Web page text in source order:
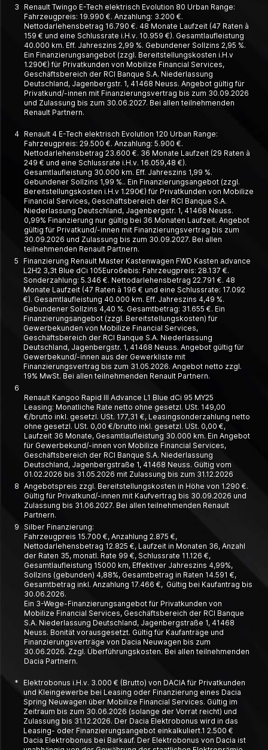
3
Renault Twingo E-Tech elektrisch Evolution 80 Urban Range:
Fahrzeugpreis: 19.990 €. Anzahlung: 3.200 €.
Nettodarlehensbetrag 16.790 €. 48 Monate Laufzeit (47 Raten à
159 € und eine Schlussrate i.H.v. 10.959 €). Gesamtlaufleistung
40.000 km. Eff. Jahreszins 2,99 %. Gebundener Sollzins 2,95 %.
Ein Finanzierungsangebot (zzgl. Bereitstellungskosten i.H.v
1.290€) für Privatkunden von Mobilize Financial Services,
Geschäftsbereich der RCI Banque S.A. Niederlassung
Deutschland, Jagenbergstr. 1, 41468 Neuss. Angebot gültig für
Privatkund/-innen mit Finanzierungsvertrag bis zum 30.09.2026
und Zulassung bis zum 30.06.2027. Bei allen teilnehmenden
Renault Partnern.
4 Renault 4 E-Tech elektrisch Evolution 120 Urban Range:
Fahrzeugpreis: 29.500 €. Anzahlung: 5.900 €.
Nettodarlehensbetrag 23.600 €. 36 Monate Laufzeit (29 Raten à
249 € und eine Schlussrate i.H.v. 16.059,48 €).
Gesamtlaufleistung 30.000 km. Eff. Jahreszins 1,99 %.
Gebundener Sollzins 1,99 %.. Ein Finanzierungsangebot (zzgl.
Bereitstellungskosten i.H.v 1.290€) für Privatkunden von Mobilize
Financial Services, Geschäftsbereich der RCI Banque S.A.
Niederlassung Deutschland, Jagenbergstr. 1, 41468 Neuss.
0,99% Finanzierung nur gültig bei 36 Monaten Laufzeit. Angebot
gültig für Privatkund/-innen mit Finanzierungsvertrag bis zum
30.09.2026 und Zulassung bis zum 30.09.2027. Bei allen
teilnehmenden Renault Partnern.
5
Finanzierung Renault Master Kastenwagen FWD Kasten advance
L2H2 3,3t Blue dCi 105Euro6ebis: Fahrzeugpreis: 28.137 €.
Sonderzahlung: 5.346 €. Nettodarlehensbetrag 22.791 €. 48
Monate Laufzeit (47 Raten à 196 € und eine Schlussrate: 17.092
€). Gesamtlaufleistung 40.000 km. Eff. Jahreszins 4,49 %.
Gebundener Sollzins 4,40 %. Gesamtbetrag: 31.655 €. Ein
Finanzierungsangebot (zzgl. Bereitstellungskosten) für
Gewerbekunden von Mobilize Financial Services,
Geschäftsbereich der RCI Banque S.A. Niederlassung
Deutschland, Jagenbergstr. 1, 41468 Neuss. Angebot gültig für
Gewerbekund/-innen aus der Gewerkliste mit
Finanzierungsvertrag bis zum 31.05.2026. Angebot netto zzgl.
19% MwSt. Bei allen teilnehmenden Renault Partnern.
6
Renault Kangoo Rapid III Advance L1 Blue dCi 95 MY25
Leasing: Monatliche Rate netto ohne gesetzl. USt. 149,00
€/brutto inkl. gesetzl. USt. 177,31 €, Leasing­­sonder­zahlung netto
ohne gesetzl. USt. 0,00 €/brutto inkl. gesetzl. USt. 0,00 €,
Laufzeit 36 Monate, Gesamt­laufleistung 30.000 km. Ein Angebot
für Gewerbe­kund/-innen von Mobilize Financial Services,
Geschäfts­bereich der RCI Banque S.A. Nieder­lassung
Deutschland, Jagen­berg­straße 1, 41468 Neuss. Gültig vom
01.02.2026 bis 31.05.2026 mit Zulassung bis zum 31.12.2026
8 Angebotspreis zzgl. Bereitstellungskosten in Höhe von 1.290 €.
Gültig für Privatkund/-innen mit Kaufvertrag bis 30.09.2026 und
Zulassung bis 31.06.2027. Bei allen teilnehmenden Renault
Partnern.
9
Silber Finanzierung:
Fahrzeugpreis 15.700 €, Anzahlung 2.875 €,
Nettodarlehensbetrag 12.825 €, Laufzeit in Monaten 36, Anzahl
der Raten 35, monatl. Rate 99 €, Schlussrate 11.126 €,
Gesamtlaufleistung 15000 km, Effektiver Jahreszins 4,99%,
Sollzins (gebunden) 4,88%, Gesamtbetrag in Raten 14.591 €,
Gesamtbetrag inkl. Anzahlung 17.466 €, Gültig bei Kaufantrag bis
30.06.2026.
Ein 3-Wege-Finanzierungsangebot für Privatkunden von
Mobilize Financial Services, Geschäftsbereich der RCI Banque
S.A. Niederlassung Deutschland, Jagenbergstraße 1, 41468
Neuss. Bonität vorausgesetzt. Gültig für Kaufanträge und
Finanzierungsverträge von Dacia Neuwagen bis zum
30.06.2026. Zzgl. Überführungskosten. Bei allen teilnehmenden
Dacia Partnern.
*
Elektrobonus i.H.v. 3.000 € (Brutto) von DACIA für Privatkunden
und Kleingewerbe bei Leasing oder Finanzierung eines Dacia
Spring Neuwagen über Mobilize Financial Services. Gültig im
Zeitraum bis zum 30.06.2026 (solange der Vorrat reicht) und
Zulassung bis 31.12.2026. Der Dacia Elektrobonus wird in das
Leasing- oder Finanzierungsangebot einkalkuliert.1 2.500 €
Dacia Elektrobonus bei Barkauf. Der Elektrobonus von Dacia ist